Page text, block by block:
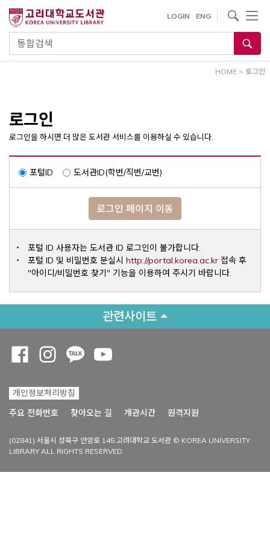
건
통합검색
LOGIN ENG
사이트내 검색
HOME > 로그인
로그인
로그인을 하시면 더 많은 도서관 서비스를 이용하실 수 있습니다.
포털ID 도서관ID(학번/직번/교번)
로그인 페이지 이동
포털 ID 사용자는 도서관 ID 로그인이 불가합니다.
포털 ID 및 비밀번호 분실시 http://portal.korea.ac.krOpens a
접속 후
"아이디/비밀번호 찾기" 기능을 이용하여 주시기 바랍니다.
관련사이트
개인정보처리방침
주요 전화번호
찾아오는 길 개관시간 원격지원
(02841) 서울시 성북구 안암로 145 고려대학교 도서관 © KOREA UNIVERSITY
LIBRARY ALL RIGHTS RESERVED.
Opens a new window
Opens a new window
Opens a new window